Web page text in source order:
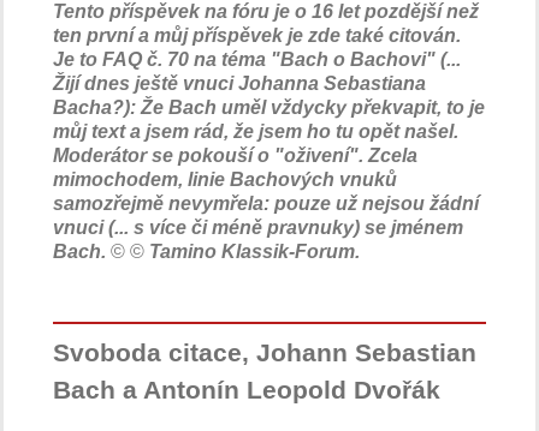
Tento příspěvek na fóru je o 16 let pozdější než
ten první a můj příspěvek je zde také citován.
Je to FAQ č. 70 na téma "Bach o Bachovi" (...
Žijí dnes ještě vnuci Johanna Sebastiana
Bacha?): Že Bach uměl vždycky překvapit, to je
můj text a jsem rád, že jsem ho tu opět našel.
Moderátor se pokouší o "oživení". Zcela
mimochodem, linie Bachových vnuků
samozřejmě nevymřela: pouze už nejsou žádní
vnuci (... s více či méně pravnuky) se jménem
Bach. © © Tamino Klassik-Forum.
Svoboda citace, Johann Sebastian
Bach a Antonín Leopold Dvořák